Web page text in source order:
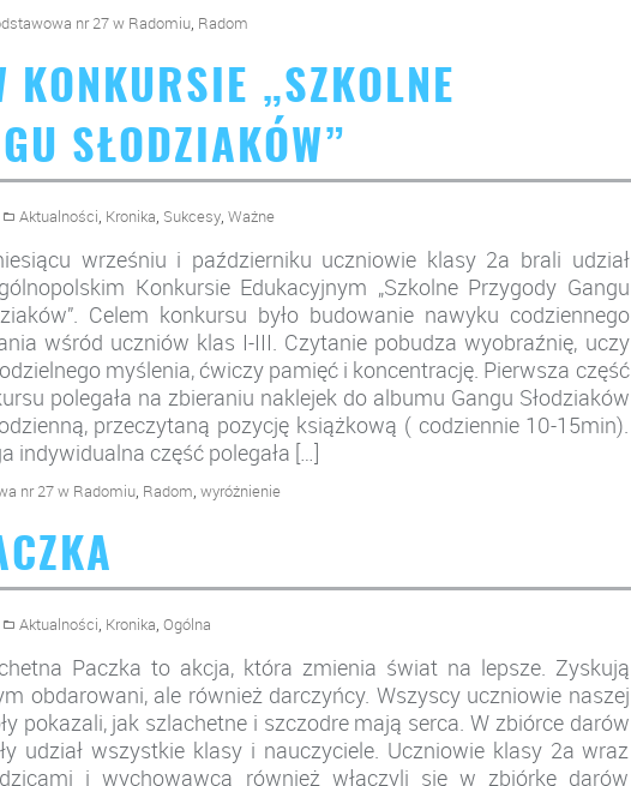
nr 27 w Radomiu Radom
KONKURSIE „SZKOLNE
SŁODZIAKÓW”
Aktualności Kronika Sukcesy Ważne
wrześniu i październiku uczniowie klasy 2a brali udział
Konkursie Edukacyjnym „Szkolne Przygody Gangu
Celem konkursu było budowanie nawyku codziennego
wśród uczniów klas I-III. Czytanie pobudza wyobraźnię, uczy
myślenia, ćwiczy pamięć i koncentrację. Pierwsza część
polegała na zbieraniu naklejek do albumu Gangu Słodziaków
przeczytaną pozycję książkową ( codziennie 10-15min).
indywidualna część polegała […]
nr 27 w Radomiu Radom wyróżnienie
Aktualności Kronika Ogólna
Paczka to akcja, która zmienia świat na lepsze. Zyskują
obdarowani, ale również darczyńcy. Wszyscy uczniowie naszej
pokazali, jak szlachetne i szczodre mają serca. W zbiórce darów
udział wszystkie klasy i nauczyciele. Uczniowie klasy 2a wraz
i wychowawcą również włączyli się w zbiórkę darów